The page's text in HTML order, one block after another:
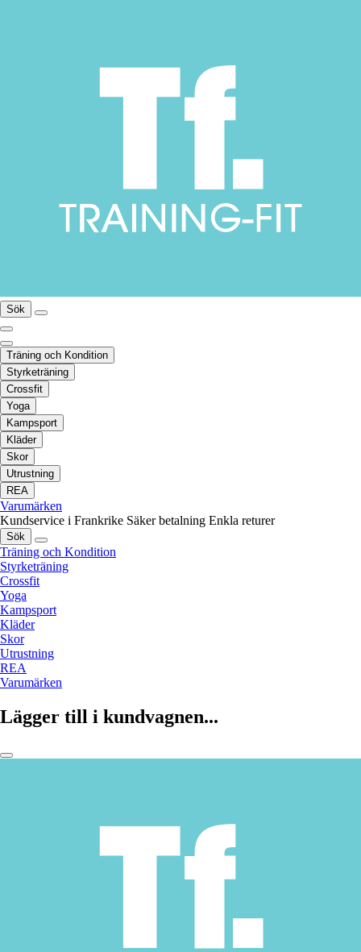
Sök
Träning och Kondition
Styrketräning
Crossfit
Yoga
Kampsport
Kläder
Skor
Utrustning
REA
Varumärken
Kundservice i Frankrike Säker betalning Enkla returer
Sök
Träning och Kondition
Styrketräning
Crossfit
Yoga
Kampsport
Kläder
Skor
Utrustning
REA
Varumärken
Lägger till i kundvagnen...